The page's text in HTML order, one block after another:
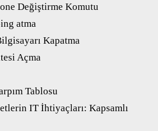
Değiştirme Komutu
atma
Kapatma
Açma
Tablosu
IT İhtiyaçları: Kapsamlı